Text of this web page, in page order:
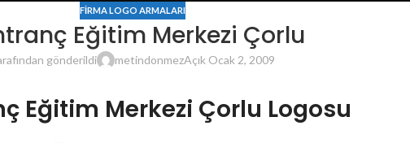
FIRMA LOGO ARMALARI
Eğitim Merkezi Çorlu
gönderildi metindonmezAçık Ocak 2, 2009
Eğitim Merkezi Çorlu Logosu